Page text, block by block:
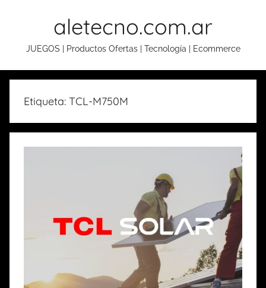
aletecno.com.ar
JUEGOS | Productos Ofertas | Tecnología | Ecommerce
Etiqueta: TCL-M750M